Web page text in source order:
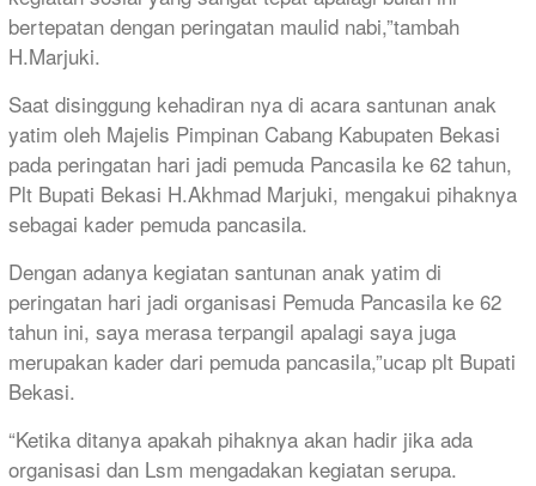
bertepatan dengan peringatan maulid nabi,”tambah
H.Marjuki.
Saat disinggung kehadiran nya di acara santunan anak
yatim oleh Majelis Pimpinan Cabang Kabupaten Bekasi
pada peringatan hari jadi pemuda Pancasila ke 62 tahun,
Plt Bupati Bekasi H.Akhmad Marjuki, mengakui pihaknya
sebagai kader pemuda pancasila.
Dengan adanya kegiatan santunan anak yatim di
peringatan hari jadi organisasi Pemuda Pancasila ke 62
tahun ini, saya merasa terpangil apalagi saya juga
merupakan kader dari pemuda pancasila,”ucap plt Bupati
Bekasi.
“Ketika ditanya apakah pihaknya akan hadir jika ada
organisasi dan Lsm mengadakan kegiatan serupa.